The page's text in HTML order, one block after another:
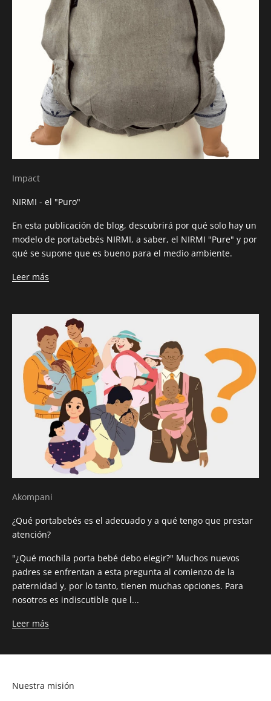
Impact
NIRMI - el "Puro"
En esta publicación de blog, descubrirá por qué solo hay un
modelo de portabebés NIRMI, a saber, el NIRMI "Pure" y por
qué se supone que es bueno para el medio ambiente.
Leer más
Akompani
¿Qué portabebés es el adecuado y a qué tengo que prestar
atención?
"¿Qué mochila porta bebé debo elegir?" Muchos nuevos
padres se enfrentan a esta pregunta al comienzo de la
paternidad y, por lo tanto, tienen muchas opciones. Para
nosotros es indiscutible que l...
Leer más
Nuestra misión